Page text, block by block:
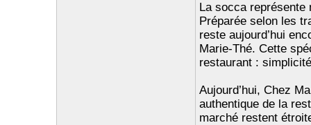
La socca représente
Préparée selon les
reste aujourd’hui
Marie-Thé. Cette
restaurant :
Aujourd’hui, Chez
authentique de la
marché restent